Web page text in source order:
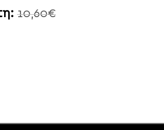
10,60€